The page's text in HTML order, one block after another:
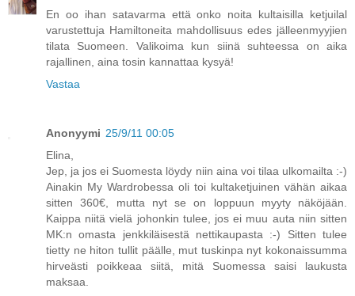
En oo ihan satavarma että onko noita kultaisilla ketjuilal
varustettuja Hamiltoneita mahdollisuus edes jälleenmyyjien
tilata Suomeen. Valikoima kun siinä suhteessa on aika
rajallinen, aina tosin kannattaa kysyä!
Vastaa
Anonyymi 25/9/11 00:05
Elina,
Jep, ja jos ei Suomesta löydy niin aina voi tilaa ulkomailta :-)
Ainakin My Wardrobessa oli toi kultaketjuinen vähän aikaa
sitten 360€, mutta nyt se on loppuun myyty näköjään.
Kaippa niitä vielä johonkin tulee, jos ei muu auta niin sitten
MK:n omasta jenkkiläisestä nettikaupasta :-) Sitten tulee
tietty ne hiton tullit päälle, mut tuskinpa nyt kokonaissumma
hirveästi poikkeaa siitä, mitä Suomessa saisi laukusta
maksaa.